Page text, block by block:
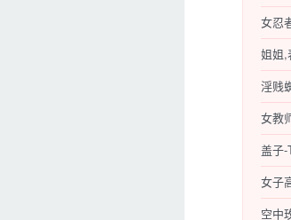
女忍
姐姐,
淫贱
女教
盖子-
女子
空中